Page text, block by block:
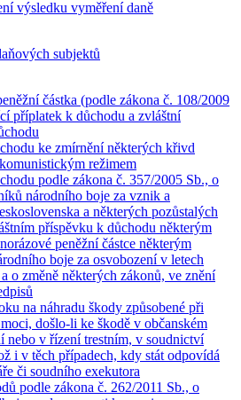
výsledku vyměření daně
subjektů
částka (podle zákona č. 108/2009
příplatek k důchodu a zvláštní
ke zmírnění některých křivd
režimem
podle zákona č. 357/2005 Sb., o
národního boje za vznik a
a některých pozůstalých
příspěvku k důchodu některým
peněžní částce některým
boje za osvobození v letech
o změně některých zákonů, ve znění
na náhradu škody způsobené při
došlo-li ke škodě v občanském
nebo v řízení trestním, v soudnictví
i v těch případech, kdy stát odpovídá
či soudního exekutora
podle zákona č. 262/2011 Sb., o